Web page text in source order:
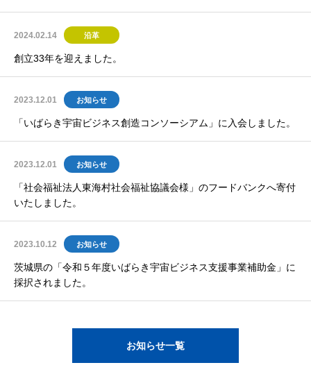
2024.02.14 沿革
創立33年を迎えました。
2023.12.01 お知らせ
「いばらき宇宙ビジネス創造コンソーシアム」に入会しました。
2023.12.01 お知らせ
「社会福祉法人東海村社会福祉協議会様」のフードバンクへ寄付
いたしました。
2023.10.12 お知らせ
茨城県の「令和５年度いばらき宇宙ビジネス支援事業補助金」に
採択されました。
お知らせ一覧